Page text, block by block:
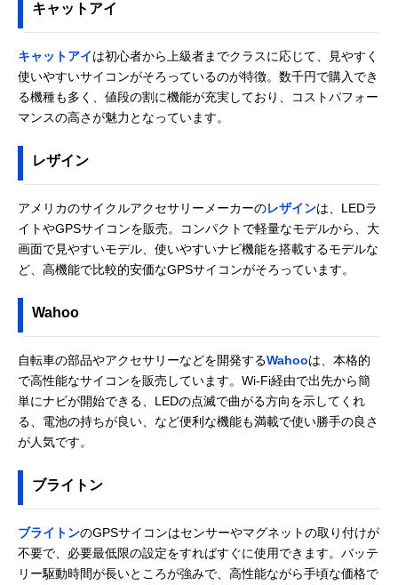
キャットアイ
キャットアイは初心者から上級者までクラスに応じて、見やすく
使いやすいサイコンがそろっているのが特徴。数千円で購入でき
る機種も多く、値段の割に機能が充実しており、コストパフォー
マンスの高さが魅力となっています。
レザイン
アメリカのサイクルアクセサリーメーカーのレザインは、LEDラ
イトやGPSサイコンを販売。コンパクトで軽量なモデルから、大
画面で見やすいモデル、使いやすいナビ機能を搭載するモデルな
ど、高機能で比較的安価なGPSサイコンがそろっています。
Wahoo
自転車の部品やアクセサリーなどを開発するWahooは、本格的
で高性能なサイコンを販売しています。Wi-Fi経由で出先から簡
単にナビが開始できる、LEDの点滅で曲がる方向を示してくれ
る、電池の持ちが良い、など便利な機能も満載で使い勝手の良さ
が人気です。
ブライトン
ブライトンのGPSサイコンはセンサーやマグネットの取り付けが
不要で、必要最低限の設定をすればすぐに使用できます。バッテ
リー駆動時間が長いところが強みで、高性能ながら手頃な価格で